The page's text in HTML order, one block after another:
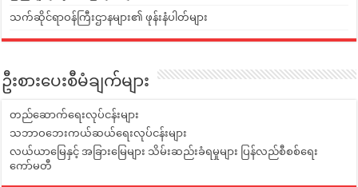
သက်ဆိုင်ရာဝန်ကြီးဌာနများ၏ ဖုန်းနံပါတ်များ
ဦးစားပေးစီမံချက်များ
တည်ဆောက်ရေးလုပ်ငန်းများ
သဘာဝဘေးကယ်ဆယ်ရေးလုပ်ငန်းများ
လယ်ယာမြေနှင့် အခြားမြေများ သိမ်းဆည်းခံရမှုများ ပြန်လည်စီစစ်ရေး
ကော်မတီ